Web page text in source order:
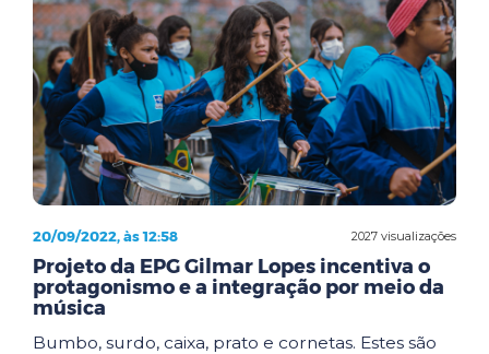
2027 visualizações
20/09/2022, às 12:58
Projeto da EPG Gilmar Lopes incentiva o
protagonismo e a integração por meio da
música
Bumbo, surdo, caixa, prato e cornetas. Estes são